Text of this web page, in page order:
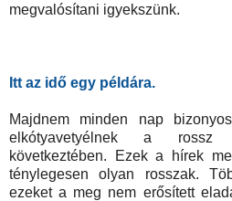
megvalósítani igyekszünk.
Itt az idő egy példára.
Majdnem minden nap
elkótyavetyélnek a rossz
következtében. Ezek a hírek
ténylegesen olyan rosszak.
ezeket a meg nem erősített